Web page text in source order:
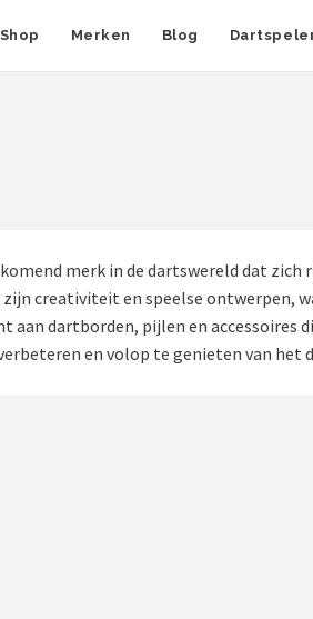
Shop Merken Blog
merk in de dartswereld dat
creativiteit en speelse ontwerpen,
aan dartborden, pijlen en accessoires
en volop te genieten van het